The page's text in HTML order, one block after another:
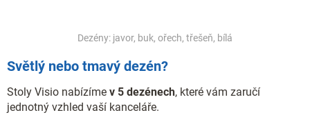
Dezény: javor, buk, ořech, třešeň, bílá
Světlý nebo tmavý dezén?
Stoly Visio nabízíme v 5 dezénech, které vám zaručí
jednotný vzhled vaší kanceláře.